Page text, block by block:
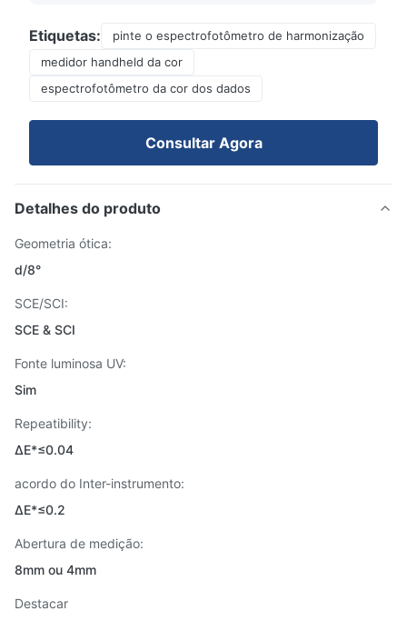
Etiquetas:
pinte o espectrofotômetro de harmonização
medidor handheld da cor
espectrofotômetro da cor dos dados
Consultar Agora
Detalhes do produto
Geometria ótica:
d/8°
SCE/SCI:
SCE & SCI
Fonte luminosa UV:
Sim
Repeatibility:
ΔE*≤0.04
acordo do Inter-instrumento:
ΔE*≤0.2
Abertura de medição:
8mm ou 4mm
Destacar